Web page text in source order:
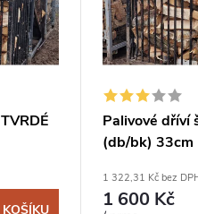
Palivové dříví
(db/bk) 33cm
1 322,31 Kč bez
1 600 Kč